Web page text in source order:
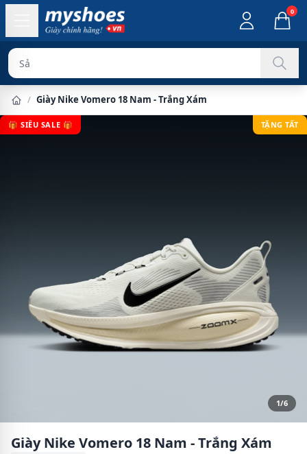
0
Sản phẩm chín
/ Giày Nike Vomero 18 Nam - Trắng Xám
🎁 SIÊU SALE 🎁 TẶNG TẤT
1/6
Giày Nike Vomero 18 Nam - Trắng Xám